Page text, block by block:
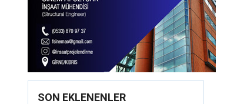
SON EKLENENLER